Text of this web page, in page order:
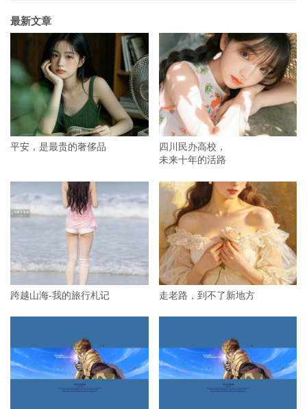
最新文章
平安，是最贵的奢侈品
四川民办高校，
未来十年的活路
跨越山海-我的旅行札记 走老路，到不了新地方